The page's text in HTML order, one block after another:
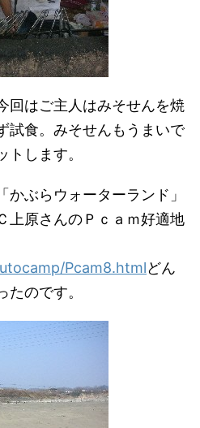
回はご主人はみそせんを焼
試食。みそせんもうまいで
します。
ぶらウォーターランド」
上原さんのＰｃａｍ好適地
Pcam8.htmlどん
のです。